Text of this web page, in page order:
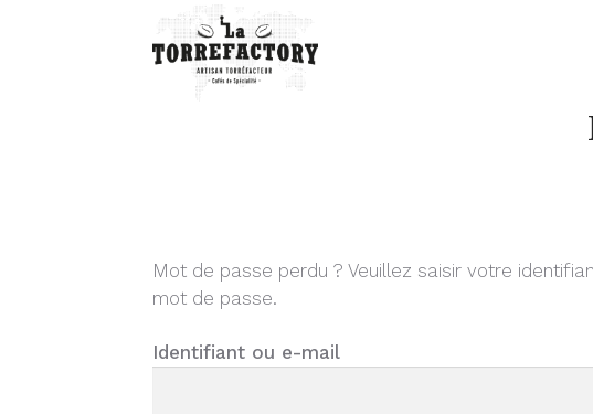
Mot de passe perdu ? Veuillez saisir votre
mot de passe.
Identifiant ou e-mail